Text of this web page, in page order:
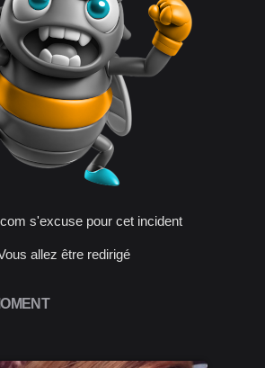
s'excuse pour cet incident
allez être redirigé